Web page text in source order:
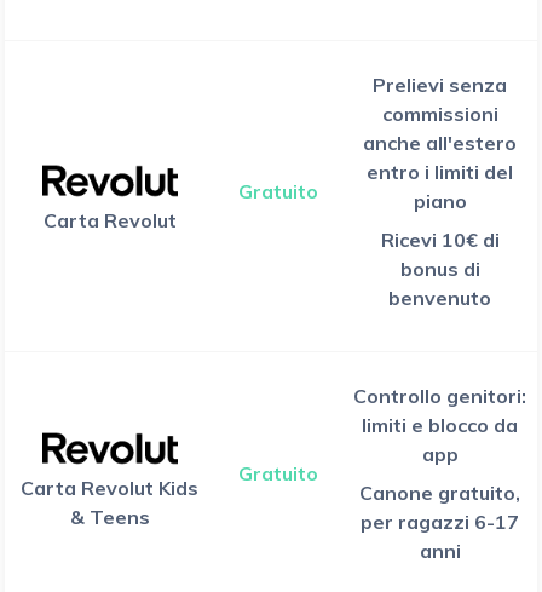
Carta Revolut
Gratuito
Prelievi senza
commissioni
anche all'estero
entro i limiti del
piano
Ricevi 10€ di
bonus di
benvenuto
Carta Revolut Kids
& Teens
Gratuito
Controllo genitori:
limiti e blocco da
app
Canone gratuito,
per ragazzi 6-17
anni